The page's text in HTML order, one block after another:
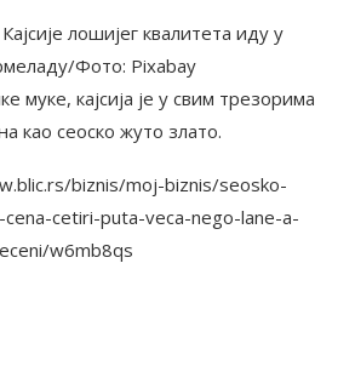
лошијег квалитета иду у
Фото: Pixabay
муке, кајсија је у свим трезорима
као сеоско жуто злато.
biznis/moj-biznis/seosko-
cetiri-puta-veca-nego-lane-a-
w6mb8qs